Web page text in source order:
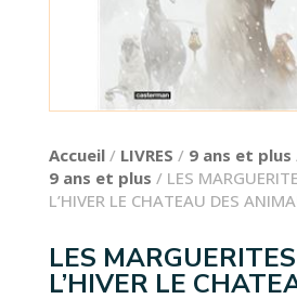
Accueil/ LIVRES / 9 ans et plus
9 ans et plus / LES
L’HIVER LE CHATEAU DES
LES
L’HIVER LE